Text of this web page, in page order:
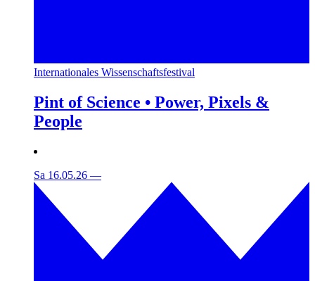
Internationales Wissenschaftsfestival
Pint of Science • Power, Pixels &
People
Sa 16.05.26 —